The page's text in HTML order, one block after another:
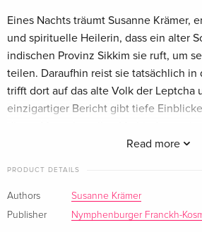
Read more
Eines Nachts träumt Susanne Krämer,
und spirituelle Heilerin, dass ein alter
indischen Provinz Sikkim sie ruft, um
teilen. Daraufhin reist sie tatsächlich in
trifft dort auf das alte Volk der Leptcha
einzigartiger Bericht gibt tiefe
Naturzeremonien und das Wirken der
lernen, wie man sie für unser modernes
PRODUCT DETAILS
Authors
Susanne Krämer
Publisher
Nymphenburger Franckh-